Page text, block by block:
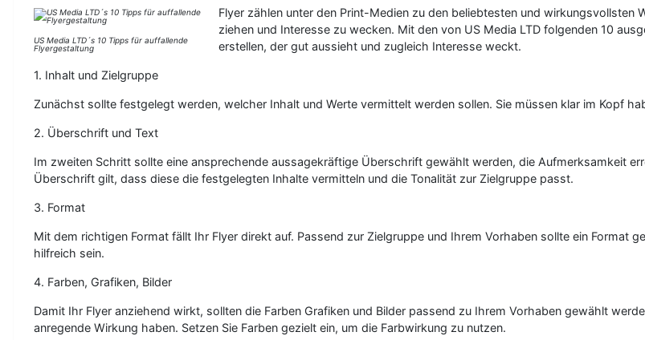
US Media LTD´s 10 Tipps für auffallende
Flyergestaltung
Flyer zählen unter den Print-Medien zu den beliebtesten und
ziehen und Interesse zu wecken. Mit den von US Media LTD folgenden 10
erstellen, der gut aussieht und zugleich Interesse weckt.
1. Inhalt und Zielgruppe
Zunächst sollte festgelegt werden, welcher Inhalt und Werte vermittelt werden sollen. Sie müssen klar im Kopf
2. Überschrift und Text
Im zweiten Schritt sollte eine ansprechende aussagekräftige Überschrift gewählt werden, die Aufmerksamkeit
Überschrift gilt, dass diese die festgelegten Inhalte vermitteln und die Tonalität zur Zielgruppe passt.
3. Format
Mit dem richtigen Format fällt Ihr Flyer direkt auf. Passend zur Zielgruppe und Ihrem Vorhaben sollte ein Format
hilfreich sein.
4. Farben, Grafiken, Bilder
Damit Ihr Flyer anziehend wirkt, sollten die Farben Grafiken und Bilder passend zu Ihrem Vorhaben gewählt
anregende Wirkung haben. Setzen Sie Farben gezielt ein, um die Farbwirkung zu nutzen.